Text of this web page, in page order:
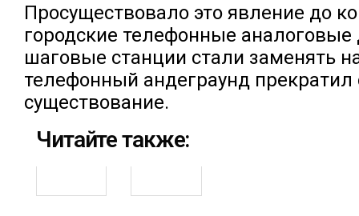
Просуществовало это явление до
городские телефонные
шаговые станции стали заменять
телефонный андеграунд прекратил
существование.
Читайте также: